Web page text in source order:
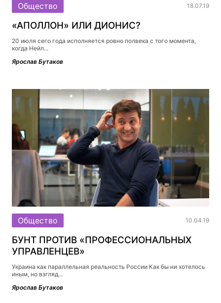
Общество 18.07.19
«АПОЛЛОН» ИЛИ ДИОНИС?
20 июля сего года исполняется ровно полвека с того момента,
когда Нейл...
Ярослав Бутаков
Общество 10.04.19
БУНТ ПРОТИВ «ПРОФЕССИОНАЛЬНЫХ
УПРАВЛЕНЦЕВ»
Украина как параллельная реальность России Как бы ни хотелось
иным, но взгляд...
Ярослав Бутаков